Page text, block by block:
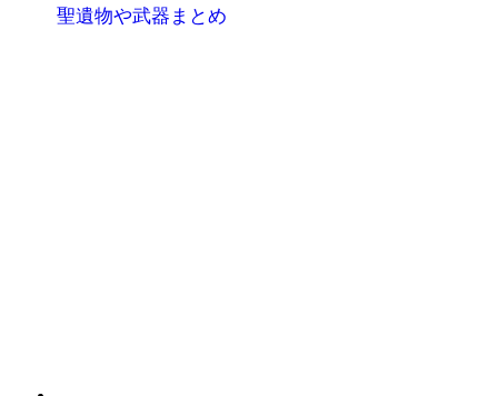
聖遺物や武器まとめ